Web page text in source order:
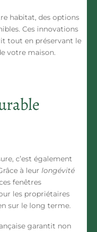
habitat, des options
Ces innovations
tout en préservant le
votre maison.
c’est également
à leur longévité
fenêtres
les propriétaires
sur le long terme.
garantit non